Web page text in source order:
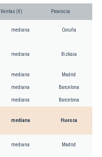
Ventas (€) Provincia
mediana Coruña
mediana Bizkaia
mediana Madrid
mediana Barcelona
mediana Barcelona
mediana Huesca
mediana Madrid